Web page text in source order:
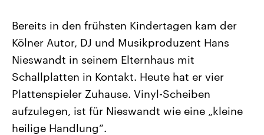
Landtagswahl Sachsen-Anhalt
2026
Alle Informationen
Sachsen-Anhalt wählt am 6.
September 2026 einen neuen
Landtag. Seit 2021 wird das
Bundesland von einer Koalition aus
CDU, SPD und FDP regiert.-
Umfragen, Prognosen,
Aktuelle Beiträge,
Hintergründe
Wirtschaftlich und
gehören die Vereinigten
den mächtigsten Ländern
mit großem Einfluss auf
Bereits in den frühsten Kindertagen kam der
Kölner Autor, DJ und Musikproduzent Hans
Nieswandt in seinem Elternhaus mit
Schallplatten in Kontakt. Heute hat er vier
Plattenspieler Zuhause. Vinyl-Scheiben
aufzulegen, ist für Nieswandt wie eine „kleine
heilige Handlung“.